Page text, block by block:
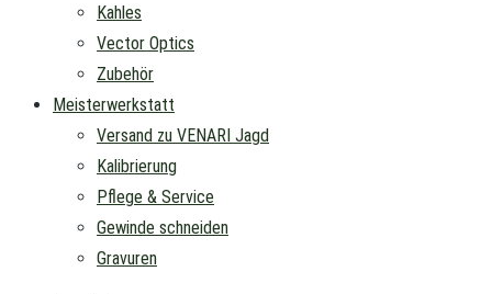
Kahles
Vector Optics
Zubehör
Meisterwerkstatt
Versand zu VENARI Jagd
Kalibrierung
Pflege & Service
Gewinde schneiden
Gravuren